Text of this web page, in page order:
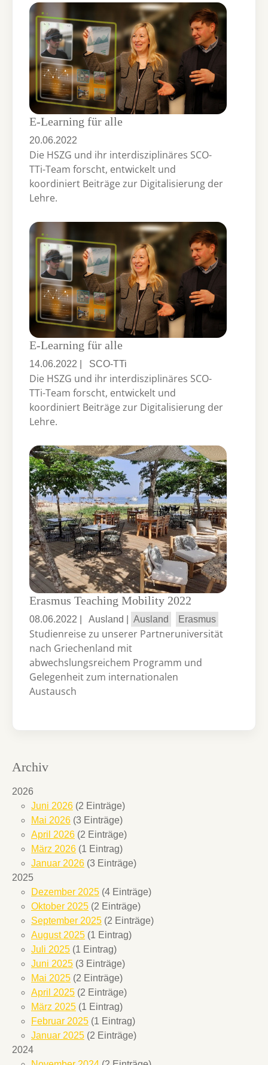
E-Learning für alle
20.06.2022
Die HSZG und ihr interdisziplinäres SCO-
TTi-Team forscht, entwickelt und
koordiniert Beiträge zur Digitalisierung der
Lehre.
E-Learning für alle
14.06.2022 SCO-TTi
Die HSZG und ihr interdisziplinäres SCO-
TTi-Team forscht, entwickelt und
koordiniert Beiträge zur Digitalisierung der
Lehre.
Erasmus Teaching Mobility 2022
08.06.2022 Ausland Ausland Erasmus
Studienreise zu unserer Partneruniversität
nach Griechenland mit
abwechslungsreichem Programm und
Gelegenheit zum internationalen
Austausch
Archiv
2026
Juni 2026 (2 Einträge)
Mai 2026 (3 Einträge)
April 2026 (2 Einträge)
März 2026 (1 Eintrag)
Januar 2026 (3 Einträge)
2025
Dezember 2025 (4 Einträge)
Oktober 2025 (2 Einträge)
September 2025 (2 Einträge)
August 2025 (1 Eintrag)
Juli 2025 (1 Eintrag)
Juni 2025 (3 Einträge)
Mai 2025 (2 Einträge)
April 2025 (2 Einträge)
März 2025 (1 Eintrag)
Februar 2025 (1 Eintrag)
Januar 2025 (2 Einträge)
2024